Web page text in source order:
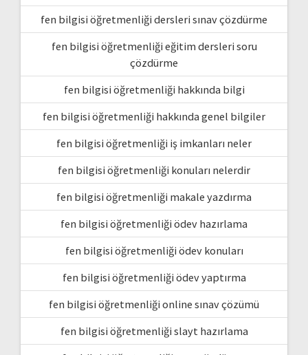
fen bilgisi öğretmenliği dersleri sınav çözdürme
fen bilgisi öğretmenliği eğitim dersleri soru
çözdürme
fen bilgisi öğretmenliği hakkında bilgi
fen bilgisi öğretmenliği hakkında genel bilgiler
fen bilgisi öğretmenliği iş imkanları neler
fen bilgisi öğretmenliği konuları nelerdir
fen bilgisi öğretmenliği makale yazdırma
fen bilgisi öğretmenliği ödev hazırlama
fen bilgisi öğretmenliği ödev konuları
fen bilgisi öğretmenliği ödev yaptırma
fen bilgisi öğretmenliği online sınav çözümü
fen bilgisi öğretmenliği slayt hazırlama